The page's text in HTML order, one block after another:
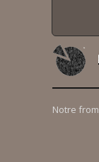
Notre